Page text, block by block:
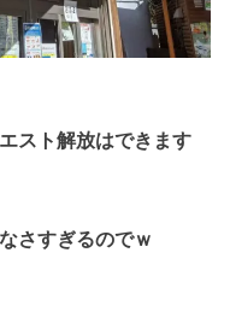
スト解放はできます
さすぎるのでｗ